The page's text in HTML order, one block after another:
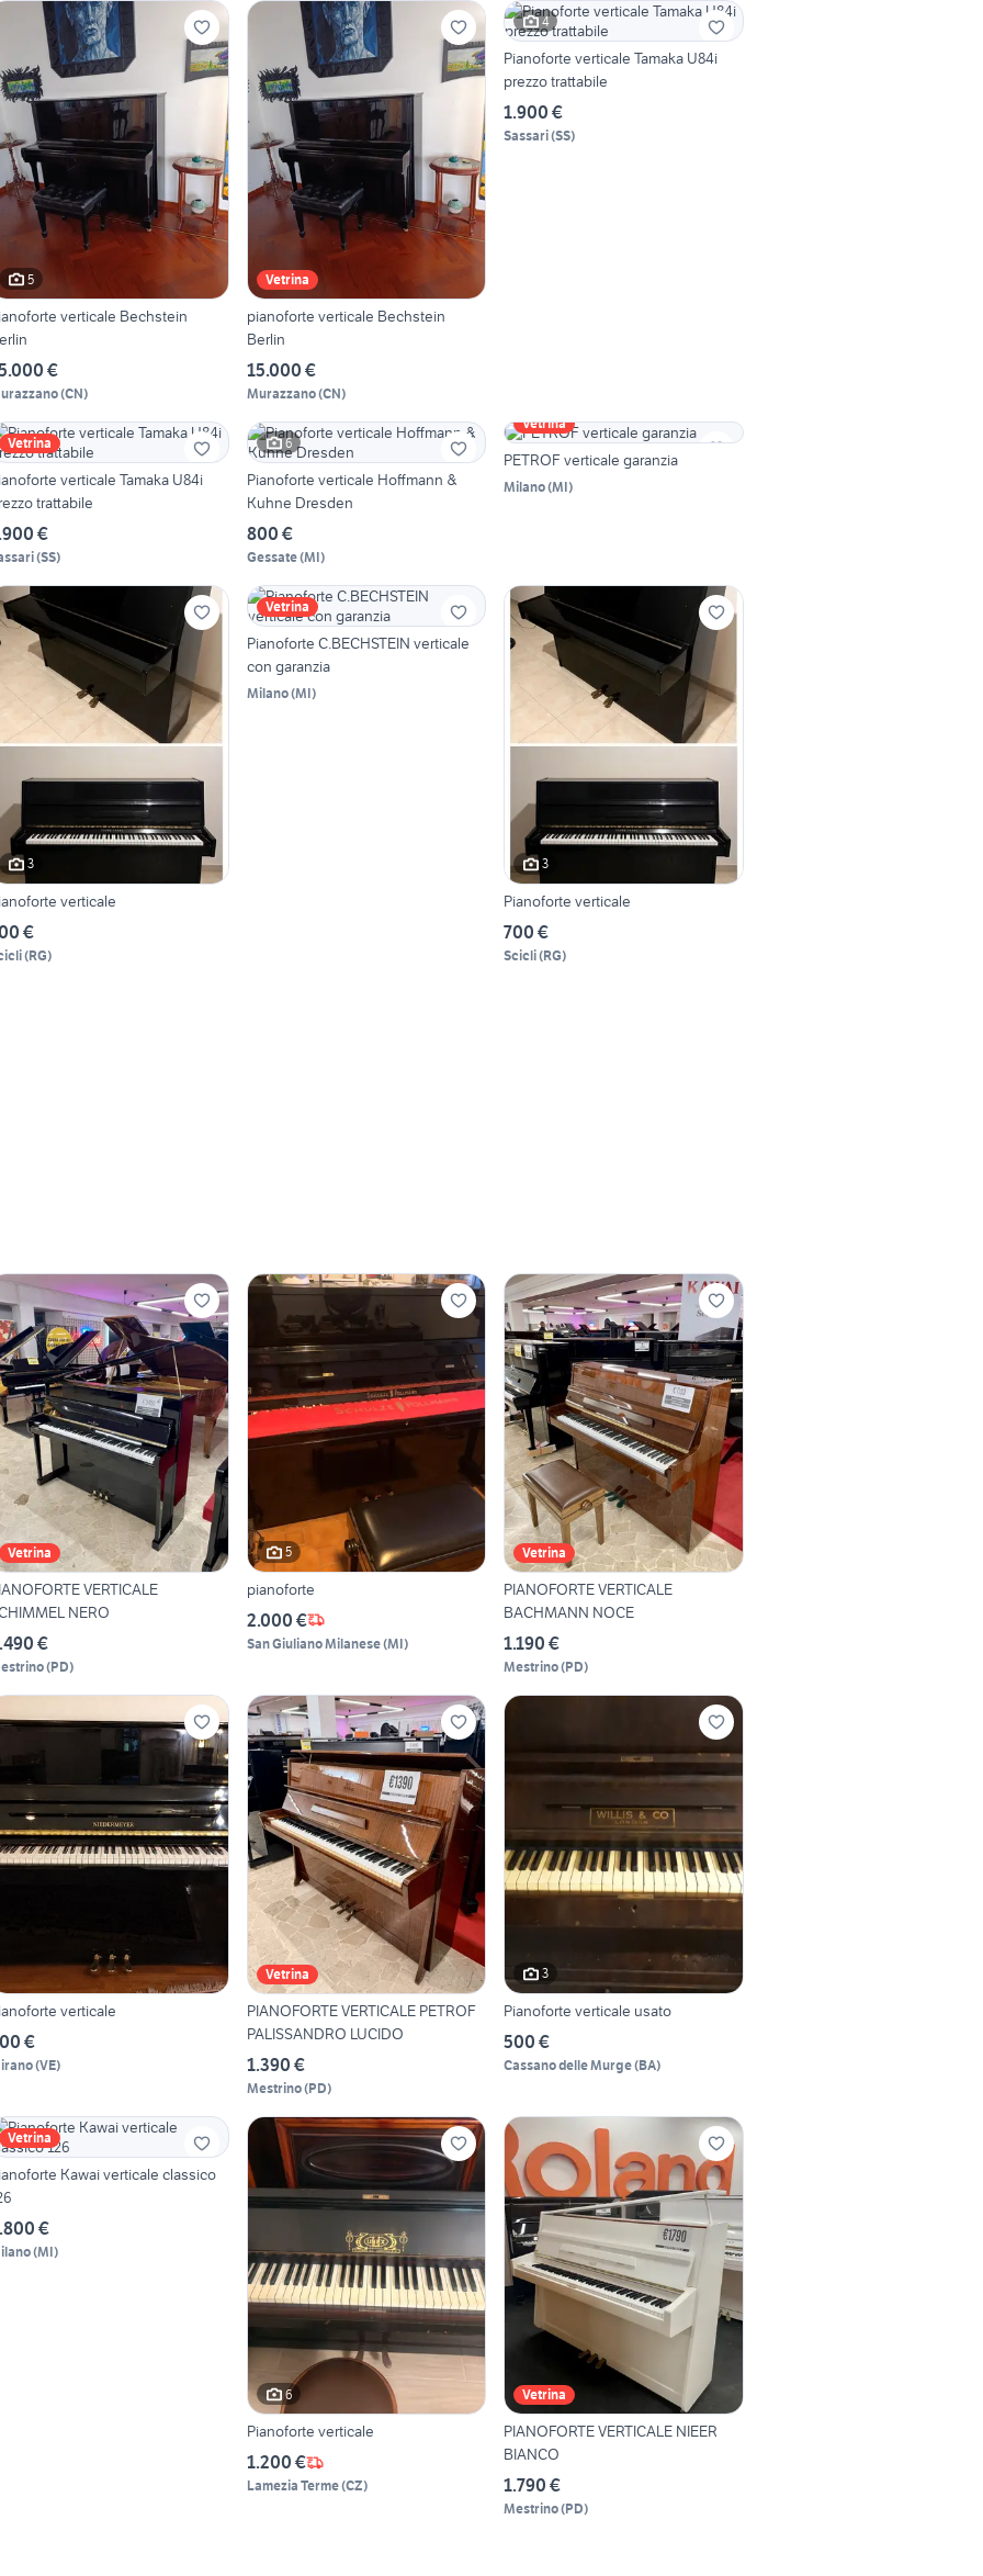
5
verticale Bechstein
€
(CN)
Vetrina
pianoforte verticale Bechstein
Berlin
15.000 €
Murazzano(CN)
4
Pianoforte verticale Tamaka U84i
prezzo trattabile
1.900 €
Sassari(SS)
Vetrina
verticale Tamaka U84i
trattabile
€
(SS)
6
Pianoforte verticale Hoffmann &
Kuhne Dresden
800 €
Gessate(MI)
Vetrina
PETROF verticale garanzia
Milano(MI)
3
verticale
€
(RG)
Vetrina
Pianoforte C.BECHSTEIN verticale
con garanzia
Milano(MI)
3
Pianoforte verticale
700 €
Scicli(RG)
Vetrina
VERTICALE
NERO
€
(PD)
5
pianoforte
2.000 €
San Giuliano Milanese(MI)
Vetrina
PIANOFORTE VERTICALE
BACHMANN NOCE
1.190 €
Mestrino(PD)
verticale
€
(VE)
Vetrina
PIANOFORTE VERTICALE PETROF
PALISSANDRO LUCIDO
1.390 €
Mestrino(PD)
3
Pianoforte verticale usato
500 €
Cassano delle Murge(BA)
Vetrina
Kawai verticale classico
€
(MI)
6
Pianoforte verticale
1.200 €
Lamezia Terme(CZ)
Vetrina
PIANOFORTE VERTICALE NIEER
BIANCO
1.790 €
Mestrino(PD)